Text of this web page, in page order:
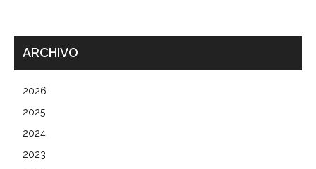
ARCHIVO
2026
2025
2024
2023